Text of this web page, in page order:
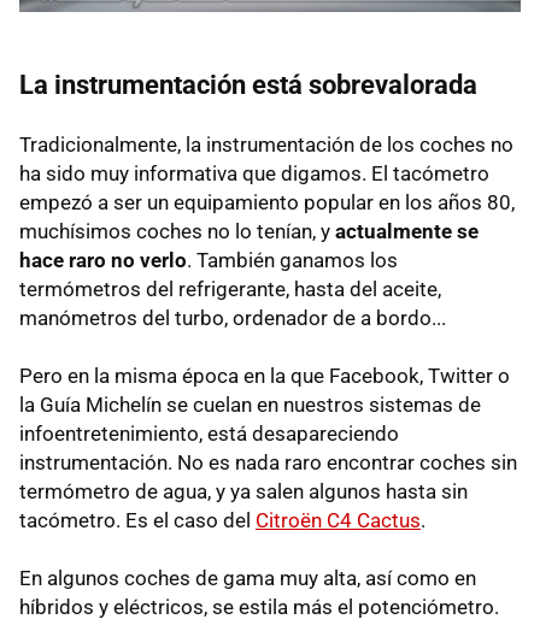
La instrumentación está sobrevalorada
Tradicionalmente, la instrumentación de los coches no
ha sido muy informativa que digamos. El tacómetro
empezó a ser un equipamiento popular en los años 80,
muchísimos coches no lo tenían, y actualmente se
hace raro no verlo. También ganamos los
termómetros del refrigerante, hasta del aceite,
manómetros del turbo, ordenador de a bordo...
Pero en la misma época en la que Facebook, Twitter o
la Guía Michelín se cuelan en nuestros sistemas de
infoentretenimiento, está desapareciendo
instrumentación. No es nada raro encontrar coches sin
termómetro de agua, y ya salen algunos hasta sin
tacómetro. Es el caso del Citroën C4 Cactus.
En algunos coches de gama muy alta, así como en
híbridos y eléctricos, se estila más el potenciómetro.